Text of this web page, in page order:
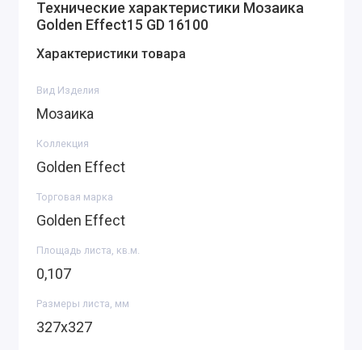
Технические характеристики Мозаика
Golden Effect15 GD 16100
Характеристики товара
Вид Изделия
Мозаика
Коллекция
Golden Effect
Торговая марка
Golden Effect
Площадь листа, кв.м.
0,107
Размеры листа, мм
327х327